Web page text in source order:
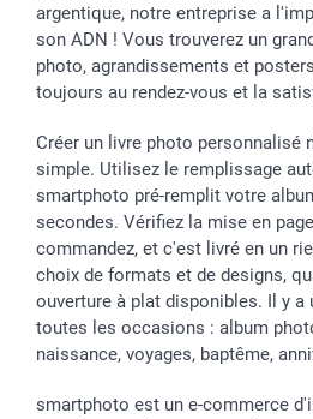
argentique, notre entreprise a
son ADN ! Vous trouverez un
photo, agrandissements et
toujours au rendez-vous et la
Créer un livre photo personnalisé
simple. Utilisez le remplissage
smartphoto pré-remplit votre
secondes. Vérifiez la mise en
commandez, et c'est livré en un
choix de formats et de designs,
ouverture à plat disponibles. Il y a
toutes les occasions : album
naissance, voyages, baptême,
smartphoto est un e-commerce